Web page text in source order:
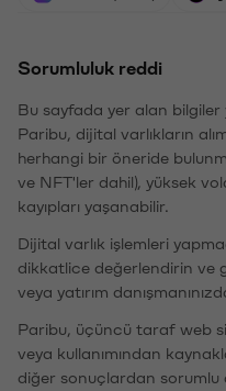
Sorumluluk reddi
Bu sayfada yer alan bilgiler
Paribu, dijital varlıkların
herhangi bir öneride
ve NFT'ler dahil), yüksek
kayıpları yaşanabilir.
Dijital varlık işlemleri
dikkatlice değerlendirin ve
veya yatırım
Paribu, üçüncü taraf web
veya kullanımından
diğer sonuçlardan sorumlu